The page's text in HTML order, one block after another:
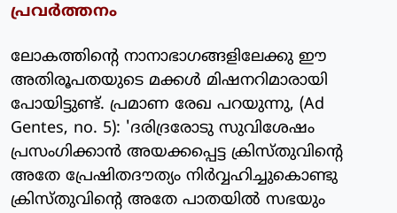
പ്രവര്‍ത്തനം
ലോകത്തിന്റെ നാനാഭാഗങ്ങളിലേക്കു ഈ
അതിരൂപതയുടെ മക്കള്‍ മിഷനറിമാരായി
പോയിട്ടുണ്ട്. പ്രമാണ രേഖ പറയുന്നു, (Ad
Gentes, no. 5): 'ദരിദ്രരോടു സുവിശേഷം
പ്രസംഗിക്കാന്‍ അയക്കപ്പെട്ട ക്രിസ്തുവിന്റെ
അതേ പ്രേഷിതദൗത്യം നിര്‍വ്വഹിച്ചുകൊണ്ടു
ക്രിസ്തുവിന്റെ അതേ പാതയില്‍ സഭയും